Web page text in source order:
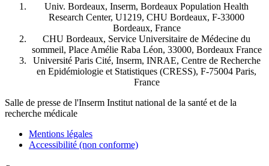
Univ. Bordeaux, Inserm, Bordeaux Population Health
Research Center, U1219, CHU Bordeaux, F-33000
Bordeaux, France
CHU Bordeaux, Service Universitaire de Médecine du
sommeil, Place Amélie Raba Léon, 33000, Bordeaux France
Université Paris Cité, Inserm, INRAE, Centre de Recherche
en Epidémiologie et Statistiques (CRESS), F-75004 Paris,
France
Salle de presse de l'Inserm Institut national de la santé et de la
recherche médicale
Mentions légales
Accessibilité (non conforme)